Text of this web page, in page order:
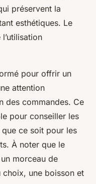
préservent la
esthétiques. Le
pour offrir un
attention
des commandes. Ce
pour conseiller les
ce soit pour les
À noter que le
morceau de
choix, une boisson et